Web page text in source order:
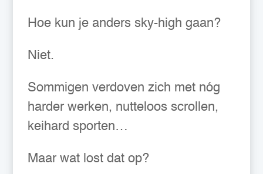
Hoe kun je anders sky-high gaan?
Niet.
Sommigen verdoven zich met nóg
harder werken, nutteloos scrollen,
keihard sporten…
Maar wat lost dat op?